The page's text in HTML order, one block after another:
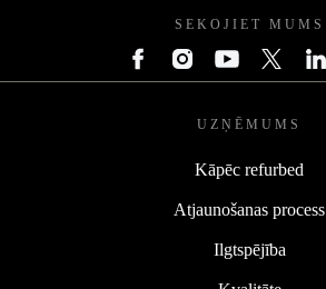
SEKOJIET MUMS
UZŅĒMUMS
Kāpēc refurbed
Atjaunošanas process
Ilgtspējība